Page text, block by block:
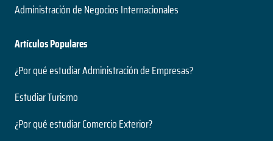
Administración de Negocios Internacionales
Artículos Populares
¿Por qué estudiar Administración de Empresas?
Estudiar Turismo
¿Por qué estudiar Comercio Exterior?